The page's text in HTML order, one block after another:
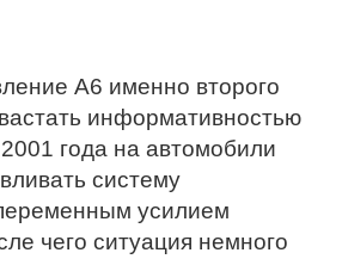
А6 именно второго
информативностью
года на автомобили
систему
усилием
чего ситуация немного